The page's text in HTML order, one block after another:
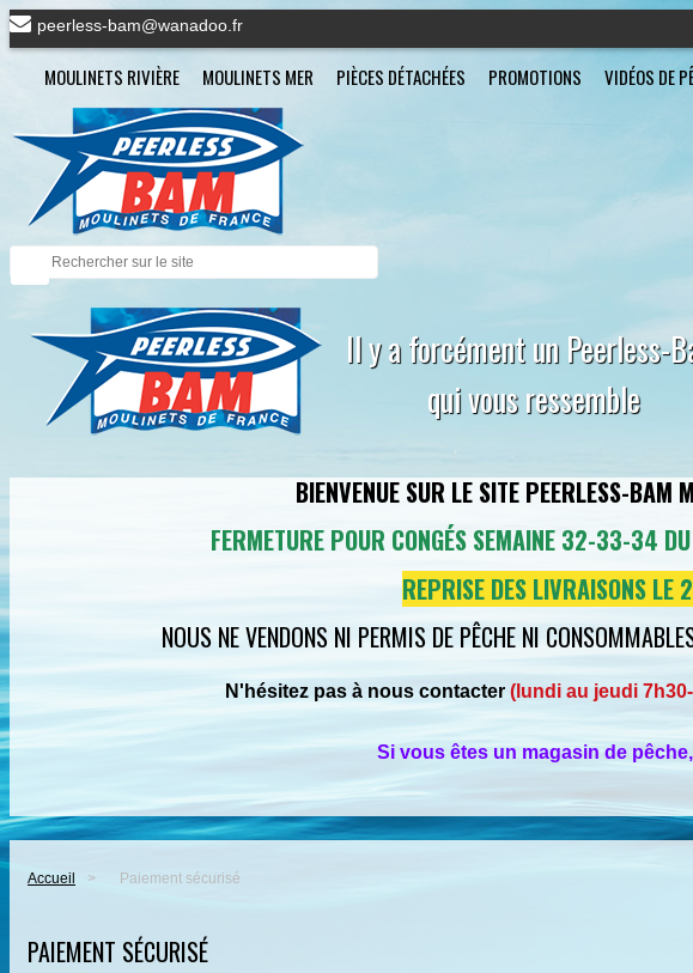
peerless-bam@wanadoo.fr
MOULINETS RIVIÈRE MOULINETS MER PIÈCES DÉTACHÉES PROMOTIONS VIDÉOS DE
Il y a forcément un Peerless-
qui vous ressemble
BIENVENUE SUR LE SITE PEERLESS-BAM
FERMETURE POUR CONGÉS SEMAINE 32-33-34
REPRISE DES LIVRAISONS
NOUS NE VENDONS NI PERMIS DE PÊCHE NI
N'hésitez pas à nous contacter (lundi au jeudi
Si vous êtes un magasin de
Accueil > Paiement sécurisé
PAIEMENT SÉCURISÉ